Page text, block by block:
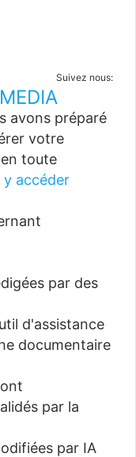
Suivez nous:
avons préparé
votre
toute
y accéder
par des
d'assistance
documentaire
par la
par IA